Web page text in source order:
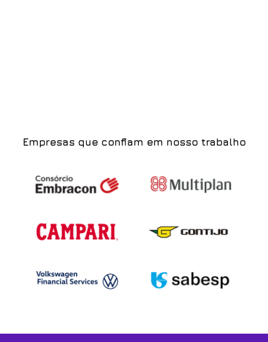
Empresas que confiam em nosso trabalho